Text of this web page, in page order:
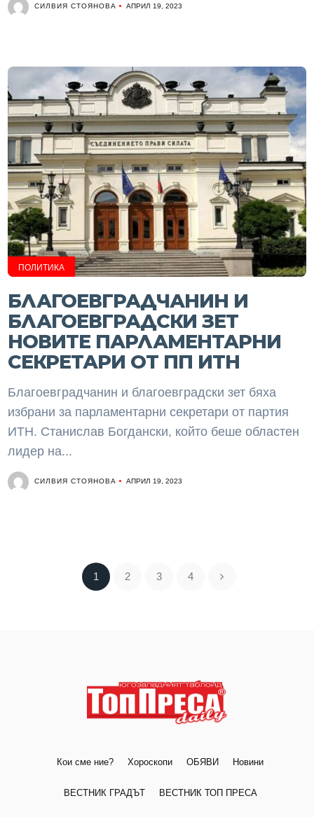
СИЛВИЯ СТОЯНОВА АПРИЛ 19, 2023
ПОЛИТИКА
БЛАГОЕВГРАДЧАНИН И
БЛАГОЕВГРАДСКИ ЗЕТ
НОВИТЕ ПАРЛАМЕНТАРНИ
СЕКРЕТАРИ ОТ ПП ИТН
Благоевградчанин и благоевградски зет бяха
избрани за парламентарни секретари от партия
ИТН. Станислав Богдански, който беше областен
лидер на...
СИЛВИЯ СТОЯНОВА АПРИЛ 19, 2023
1 2 3 4
Кои сме ние? Хороскопи ОБЯВИ Новини
ВЕСТНИК ГРАДЪТ ВЕСТНИК ТОП ПРЕСА